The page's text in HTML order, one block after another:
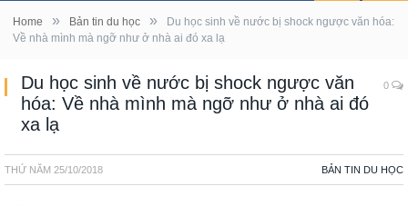
Home » Bản tin du học »
Du học sinh về nước bị shock ngược văn hóa:
Về nhà mình mà ngỡ như ở nhà ai đó xa lạ
Du học sinh về nước bị shock ngược văn
hóa: Về nhà mình mà ngỡ như ở nhà ai đó
xa lạ
0
THỨ NĂM 25/10/2018 BẢN TIN DU HỌC